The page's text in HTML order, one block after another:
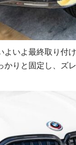
いよ最終取り付
りと固定し、ズ